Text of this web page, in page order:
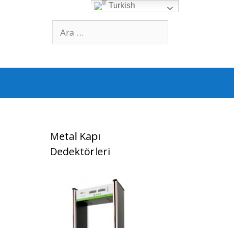
ara
Metal Kapı
Dedektörleri
Turkish